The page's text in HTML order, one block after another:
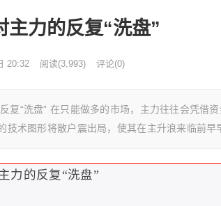
主力的反复“洗盘”
20:32 阅读(3,993) 评论(0)
复“洗盘” 在只能做多的市场，主力往往会凭借
技术图形将散户震出局，使其在主升浪来临前早
力的反复 “洗盘”